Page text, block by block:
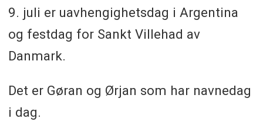
9. juli er uavhengighetsdag i Argentina
og festdag for Sankt Villehad av
Danmark.
Det er Gøran og Ørjan som har navnedag
i dag.